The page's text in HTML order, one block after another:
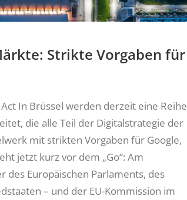
Strikte Vorgaben für
In Brüssel werden derzeit eine Reihe
die alle Teil der Digitalstrategie der
mit strikten Vorgaben für Google,
jetzt kurz vor dem „Go“: Am
des Europäischen Parlaments, des
– und der EU-Kommission im